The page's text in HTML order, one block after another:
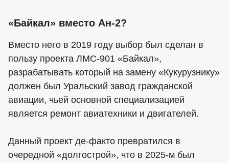
«Байкал» вместо Ан-2?
Вместо него в 2019 году выбор был сделан в
пользу проекта ЛМС-901 «Байкал»,
разрабатывать который на замену «Кукурузнику»
должен был Уральский завод гражданской
авиации, чьей основной специализацией
является ремонт авиатехники и двигателей.
Данный проект де-факто превратился в
очередной «долгострой», что в 2025-м был